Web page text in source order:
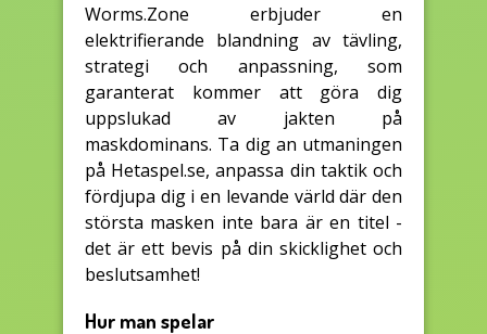
Worms.Zone erbjuder en
elektrifierande blandning av tävling,
strategi och anpassning, som
garanterat kommer att göra dig
uppslukad av jakten på
maskdominans. Ta dig an utmaningen
på Hetaspel.se, anpassa din taktik och
fördjupa dig i en levande värld där den
största masken inte bara är en titel -
det är ett bevis på din skicklighet och
beslutsamhet!
Hur man spelar